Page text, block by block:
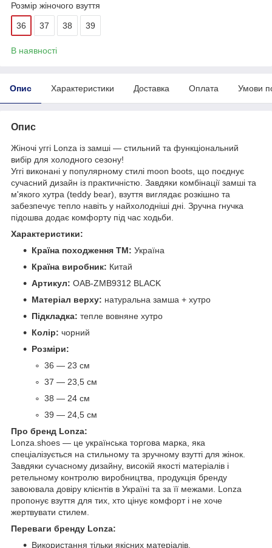
Розмір жіночого взуття
36 37 38 39
В наявності
Опис Характеристики Доставка Оплата Умови
Опис
Жіночі уггі Lonza із замші — стильний та функціональний
вибір для холодного сезону!
Уггі виконані у популярному стилі moon boots, що поєднує
сучасний дизайн із практичністю. Завдяки комбінації замші та
м'якого хутра (teddy bear), взуття виглядає розкішно та
забезпечує тепло навіть у найхолодніші дні. Зручна гнучка
підошва додає комфорту під час ходьби.
Характеристики:
Країна походження ТМ: Україна
Країна виробник: Китай
Артикул: OAB-ZMB9312 BLACK
Матеріал верху: натуральна замша + хутро
Підкладка: тепле вовняне хутро
Колір: чорний
Розміри:
36 — 23 см
37 — 23,5 см
38 — 24 см
39 — 24,5 см
Про бренд Lonza:
Lonza.shoes — це українська торгова марка, яка
спеціалізується на стильному та зручному взутті для жінок.
Завдяки сучасному дизайну, високій якості матеріалів і
ретельному контролю виробництва, продукція бренду
завоювала довіру клієнтів в Україні та за її межами. Lonza
пропонує взуття для тих, хто цінує комфорт і не хоче
жертвувати стилем.
Переваги бренду Lonza:
Використання тільки якісних матеріалів.